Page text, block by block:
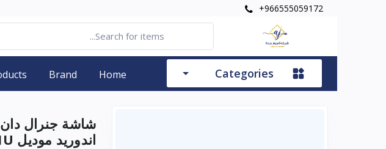
+966555059172
Categories
Home
Brand
اندوريد موديل GDT6521U